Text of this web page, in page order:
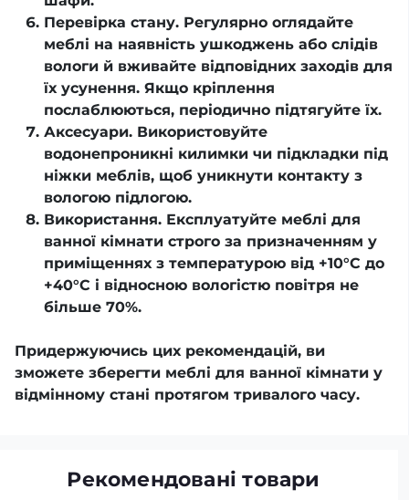
Перевірка стану. Регулярно оглядайте
меблі на наявність ушкоджень або слідів
вологи й вживайте відповідних заходів для
їх усунення. Якщо кріплення
послаблюються, періодично підтягуйте їх.
Аксесуари. Використовуйте
водонепроникні килимки чи підкладки під
ніжки меблів, щоб уникнути контакту з
вологою підлогою.
Використання. Експлуатуйте меблі для
ванної кімнати строго за призначенням у
приміщеннях з температурою від +10°С до
+40°С і відносною вологістю повітря не
більше 70%.
Придержуючись цих рекомендацій, ви
зможете зберегти меблі для ванної кімнати у
відмінному стані протягом тривалого часу.
Рекомендовані товари